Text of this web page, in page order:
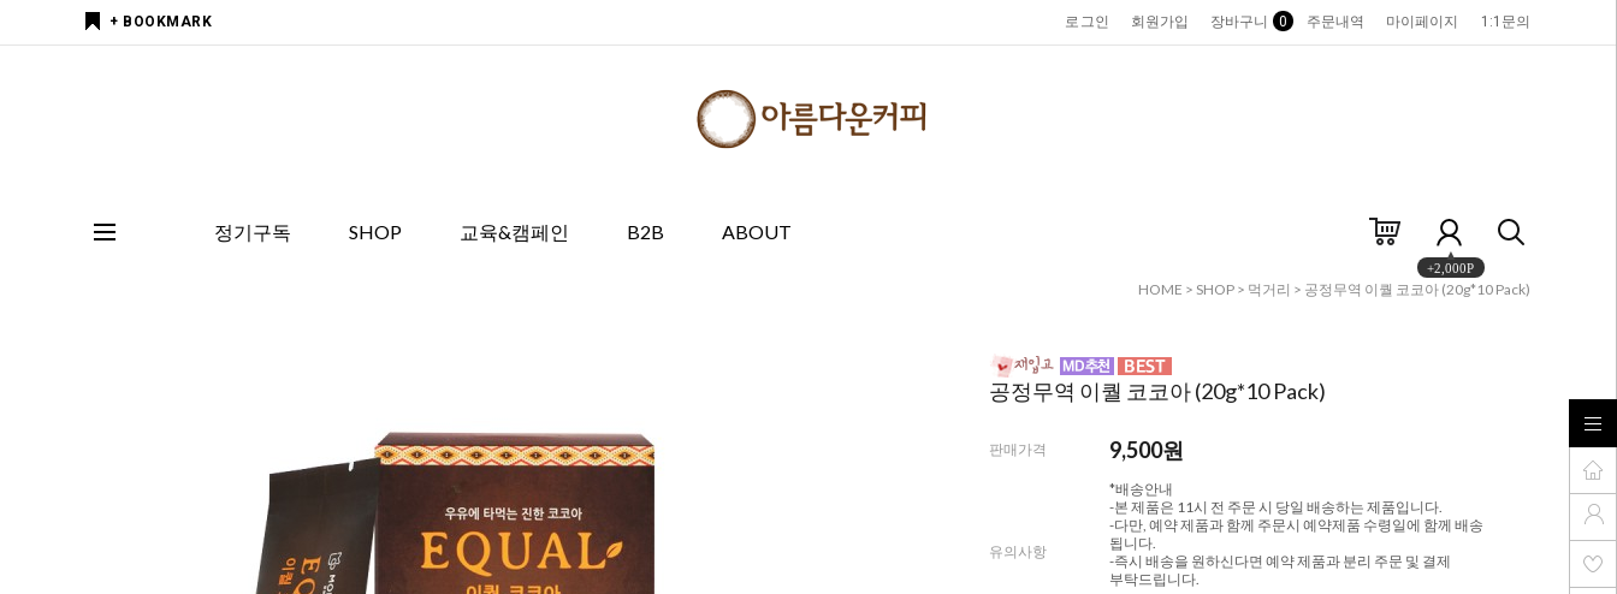
+ BOOKMARK 로그인 회원가입 장바구니 0 주문내역 마이페이지 1:1문의
정기구독 SHOP 교육&캠페인 B2B ABOUT
+2,000P
HOME > SHOP > 먹거리 > 공정무역 이퀄 코코아 (20g*10 Pack)
공정무역 이퀄 코코아 (20g*10 Pack)
판매가격 9,500원
유의사항
*배송안내
-본 제품은 11시 전 주문 시 당일 배송하는 제품입니다.
-다만, 예약 제품과 함께 주문시 예약제품 수령일에 함께 배송
됩니다.
-즉시 배송을 원하신다면 예약 제품과 분리 주문 및 결제
부탁드립니다.